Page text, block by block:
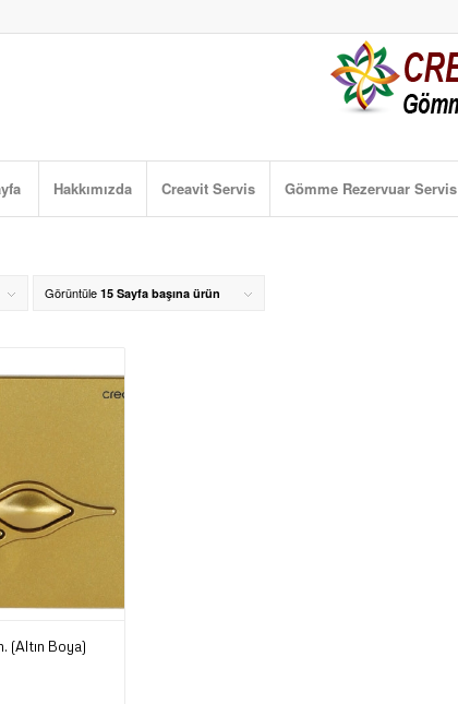
Hakkımızda Creavit Servis Gömme Rezervuar Servis
Görüntüle 15 Sayfa başına ürün
(Altın Boya)